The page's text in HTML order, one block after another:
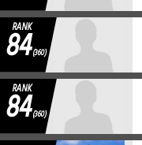
RANK
84(360)
RANK
84(360)